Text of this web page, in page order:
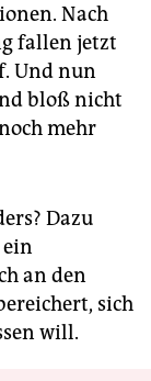
Nach
fallen jetzt
Und nun
bloß nicht
mehr
Dazu
ein
an den
sich
will.